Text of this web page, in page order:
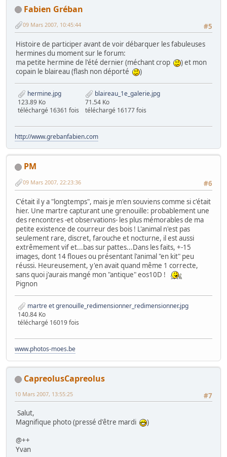
Fabien Gréban
#5
09 Mars 2007, 10:45:44
Histoire de participer avant de voir débarquer les fabuleuses
hermines du moment sur le forum:
ma petite hermine de l'été dernier (méchant crop
) et mon
copain le blaireau (flash non déporté
)
hermine.jpg
123.89 Ko
téléchargé 16361 fois
blaireau_1e_galerie.jpg
71.54 Ko
téléchargé 16177 fois
http://www.grebanfabien.com
PM
#6
09 Mars 2007, 22:23:36
C'était il y a "longtemps", mais je m'en souviens comme si c'était
hier. Une martre capturant une grenouille: probablement une
des rencontres -et observations- les plus mémorables de ma
petite existence de courreur des bois ! L'animal n'est pas
seulement rare, discret, farouche et nocturne, il est aussi
extrêmement vif et...bas sur pattes...Dans les faits, +-15
images, dont 14 floues ou présentant l'animal "en kit" peu
réussi. Heureusement, y'en avait quand même 1 correcte,
sans quoi j'aurais mangé mon "antique" eos10D !
Pignon
martre et grenouille_redimensionner_redimensionner.jpg
140.84 Ko
téléchargé 16019 fois
www.photos-moes.be
CapreolusCapreolus
#7
10 Mars 2007, 13:55:25
Salut,
Magnifique photo (pressé d'être mardi
)
@++
Yvan